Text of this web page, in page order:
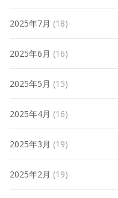
2025年7月 (18)
2025年6月 (16)
2025年5月 (15)
2025年4月 (16)
2025年3月 (19)
2025年2月 (19)